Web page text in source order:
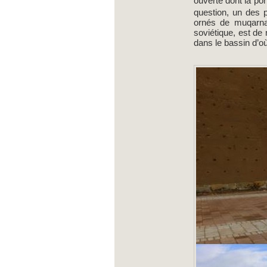
question, un des
ornés de
soviétique, est de
dans le bassin